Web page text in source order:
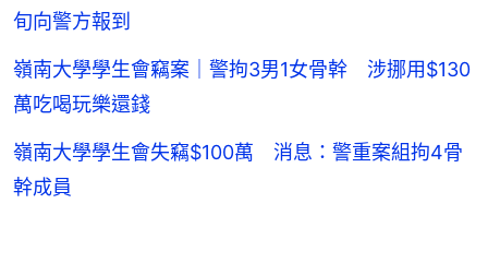
旬向警方報到
嶺南大學學生會竊案｜警拘3男1女骨幹 涉挪用$130
萬吃喝玩樂還錢
嶺南大學學生會失竊$100萬 消息：警重案組拘4骨
幹成員